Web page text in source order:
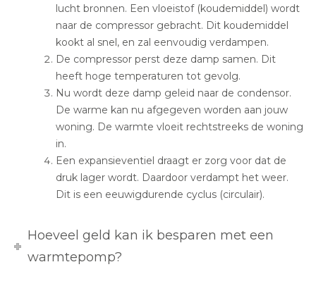
lucht bronnen. Een vloeistof (koudemiddel) wordt
naar de compressor gebracht. Dit koudemiddel
kookt al snel, en zal eenvoudig verdampen.
De compressor perst deze damp samen. Dit
heeft hoge temperaturen tot gevolg.
Nu wordt deze damp geleid naar de condensor.
De warme kan nu afgegeven worden aan jouw
woning. De warmte vloeit rechtstreeks de woning
in.
Een expansieventiel draagt er zorg voor dat de
druk lager wordt. Daardoor verdampt het weer.
Dit is een eeuwigdurende cyclus (circulair).
Hoeveel geld kan ik besparen met een
warmtepomp?